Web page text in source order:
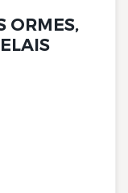
ORMES,